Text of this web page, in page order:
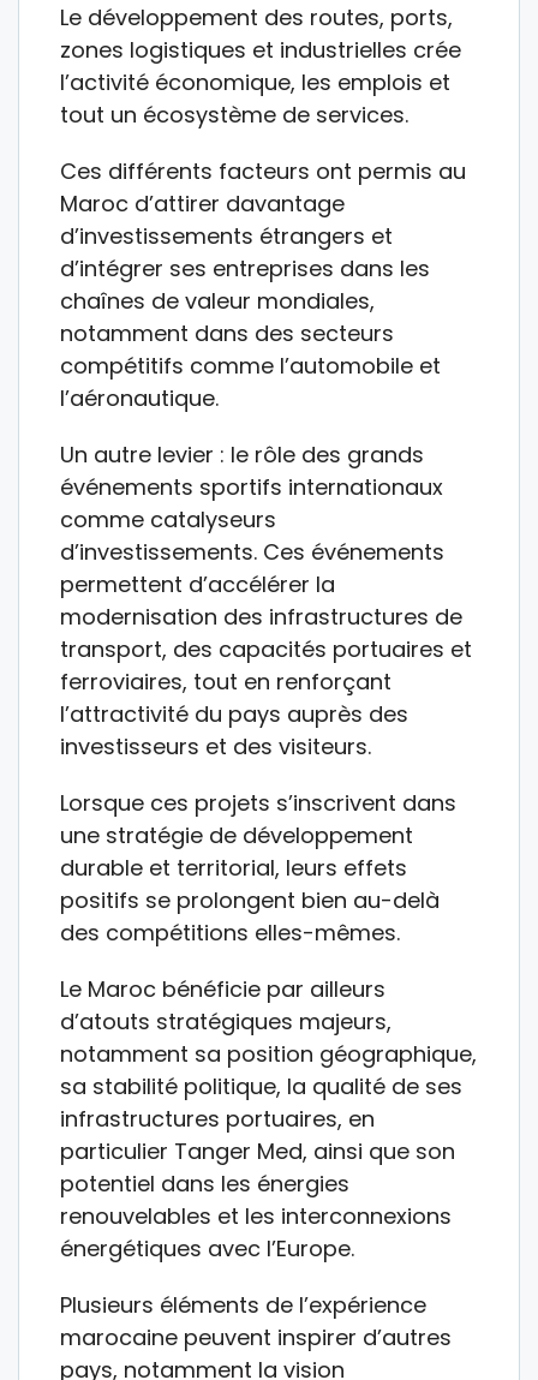
Le développement des routes, ports,
zones logistiques et industrielles crée
l’activité économique, les emplois et
tout un écosystème de services.
Ces différents facteurs ont permis au
Maroc d’attirer davantage
d’investissements étrangers et
d’intégrer ses entreprises dans les
chaînes de valeur mondiales,
notamment dans des secteurs
compétitifs comme l’automobile et
l’aéronautique.
Un autre levier : le rôle des grands
événements sportifs internationaux
comme catalyseurs
d’investissements. Ces événements
permettent d’accélérer la
modernisation des infrastructures de
transport, des capacités portuaires et
ferroviaires, tout en renforçant
l’attractivité du pays auprès des
investisseurs et des visiteurs.
Lorsque ces projets s’inscrivent dans
une stratégie de développement
durable et territorial, leurs effets
positifs se prolongent bien au-delà
des compétitions elles-mêmes.
Le Maroc bénéficie par ailleurs
d’atouts stratégiques majeurs,
notamment sa position géographique,
sa stabilité politique, la qualité de ses
infrastructures portuaires, en
particulier Tanger Med, ainsi que son
potentiel dans les énergies
renouvelables et les interconnexions
énergétiques avec l’Europe.
Plusieurs éléments de l’expérience
marocaine peuvent inspirer d’autres
pays, notamment la vision